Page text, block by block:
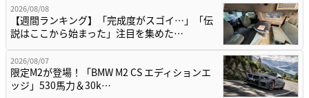
2026/08/08
【週間ランキング】「完成度がスゴイ…」「伝
説はここから始まった」注目を集めた…
2026/08/07
限定M2が登場！「BMW M2 CS エディションエ
ッジ」530馬力＆30k…